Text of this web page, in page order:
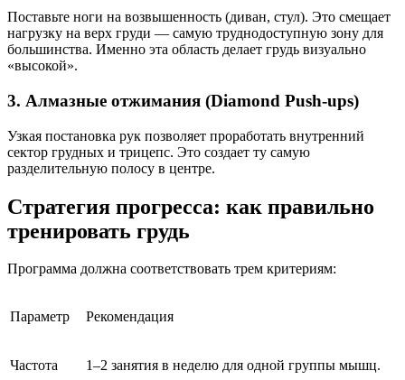
Поставьте ноги на возвышенность (диван, стул). Это смещает
нагрузку на верх груди — самую труднодоступную зону для
большинства. Именно эта область делает грудь визуально
«высокой».
3. Алмазные отжимания (Diamond Push-ups)
Узкая постановка рук позволяет проработать внутренний
сектор грудных и трицепс. Это создает ту самую
разделительную полосу в центре.
Стратегия прогресса: как правильно
тренировать грудь
Программа должна соответствовать трем критериям:
Параметр Рекомендация
Частота 1–2 занятия в неделю для одной группы мышц.